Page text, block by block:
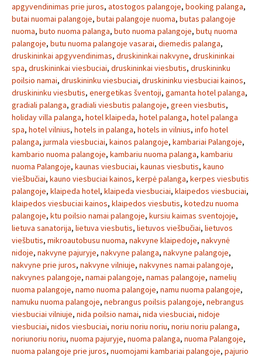
apgyvendinimas prie juros, atostogos palangoje, booking palanga,
butai nuomai palangoje, butai palangoje nuoma, butas palangoje
nuoma, buto nuoma palanga, buto nuoma palangoje, butų nuoma
palangoje, butu nuoma palangoje vasarai, diemedis palanga,
druskininkai apgyvendinimas, druskininkai nakvyne, druskininkai
spa, druskininkai viesbuciai, druskininkai viesbutis, druskininku
poilsio namai, druskininku viesbuciai, druskininku viesbuciai kainos,
druskininku viesbutis, energetikas šventoji, gamanta hotel palanga,
gradiali palanga, gradiali viesbutis palangoje, green viesbutis,
holiday villa palanga, hotel klaipeda, hotel palanga, hotel palanga
spa, hotel vilnius, hotels in palanga, hotels in vilnius, info hotel
palanga, jurmala viesbuciai, kainos palangoje, kambariai Palangoje,
kambario nuoma palangoje, kambariu nuoma palanga, kambariu
nuoma Palangoje, kaunas viesbuciai, kaunas viesbutis, kauno
viešbučiai, kauno viesbuciai kainos, kerpė palanga, kerpes viesbutis
palangoje, klaipeda hotel, klaipeda viesbuciai, klaipedos viesbuciai,
klaipedos viesbuciai kainos, klaipedos viesbutis, kotedzu nuoma
palangoje, ktu poilsio namai palangoje, kursiu kaimas sventojoje,
lietuva sanatorija, lietuva viesbutis, lietuvos viešbučiai, lietuvos
viešbutis, mikroautobusu nuoma, nakvyne klaipedoje, nakvynė
nidoje, nakvyne pajuryje, nakvyne palanga, nakvyne palangoje,
nakvyne prie juros, nakvyne vilniuje, nakvynes namai palangoje,
nakvynes palangoje, namai palangoje, namas palangoje, namelių
nuoma palangoje, namo nuoma palangoje, namu nuoma palangoje,
namuku nuoma palangoje, nebrangus poilsis palangoje, nebrangus
viesbuciai vilniuje, nida poilsio namai, nida viesbuciai, nidoje
viesbuciai, nidos viesbuciai, noriu noriu noriu, noriu noriu palanga,
noriunoriu noriu, nuoma pajuryje, nuoma palanga, nuoma Palangoje,
nuoma palangoje prie juros, nuomojami kambariai palangoje, pajurio